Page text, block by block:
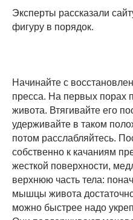
Эксперты рассказали
фигуру в порядок.
Начинайте с
пресса. На первых порах
живота. Втягивайте его
удерживайте в таком
потом расслабляйтесь.
собственно к качаниям
жесткой поверхности,
верхнюю часть тела:
мышцы живота
можно быстрее надо